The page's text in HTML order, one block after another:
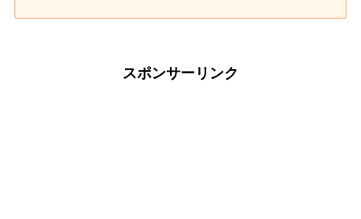
スポンサーリンク